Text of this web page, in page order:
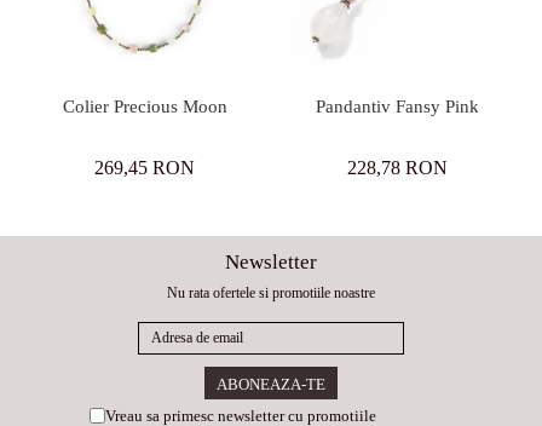
Colier Precious Moon
269,45 RON
Pandantiv Fansy Pink
228,78 RON
Newsletter
Nu rata ofertele si promotiile noastre
Vreau sa primesc newsletter cu promotiile